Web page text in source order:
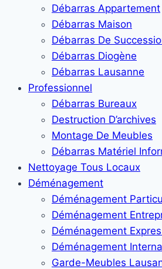
Débarras Appartement
Débarras Maison
Débarras De
Débarras Diogène
Débarras Lausanne
Professionnel
Débarras Bureaux
Destruction D’archives
Montage De Meubles
Débarras Matériel
Nettoyage Tous Locaux
Déménagement
Déménagement
Déménagement
Déménagement
Déménagement
Garde-Meubles